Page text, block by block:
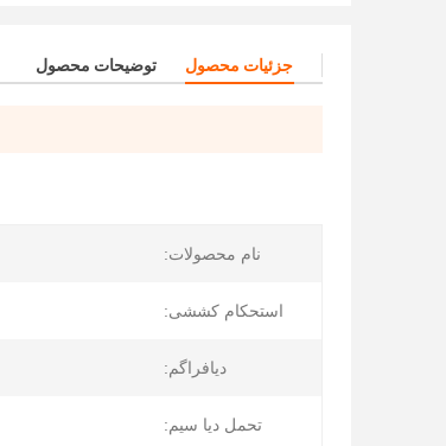
جزئیات محصول توضیحات محصول
نام محصولات:
استحکام کششی:
دیافراگم:
تحمل دیا سیم: